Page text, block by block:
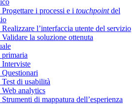
i processi e i touchpointdel
l’interfaccia utente del servizio
la soluzione ottenuta
primaria
Interviste
Questionari
di usabilità
Web analytics
di mappatura dell’esperienza